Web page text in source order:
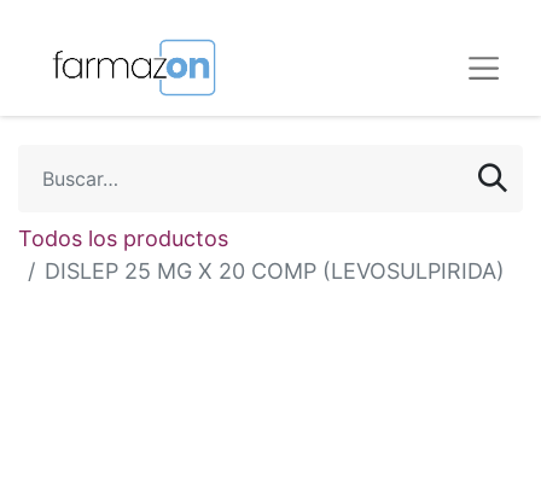
Todos los productos
DISLEP 25 MG X 20 COMP (LEVOSULPIRIDA)